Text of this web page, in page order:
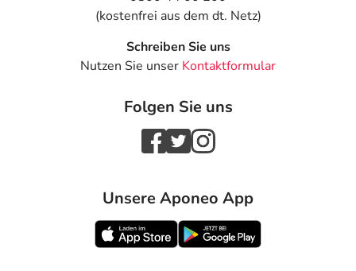
(kostenfrei aus dem dt. Netz)
Schreiben Sie uns
Nutzen Sie unser Kontaktformular
Folgen Sie uns
Unsere Aponeo App